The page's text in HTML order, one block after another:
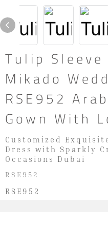
Tulip
Mikado
RSE952
Gown With
Customized
Dress with Sparkly
Occasions Dubai
RSE952
RSE952